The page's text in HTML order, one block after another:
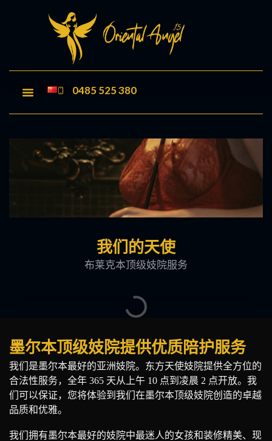
0485 525 380
我们的天使
布莱克本顶级妓院服务
墨尔本顶级妓院提供优质陪护服务
我们是墨尔本最好的亚洲妓院。东方天使妓院提供全方位的
合法性服务，全年 365 天从上午 10 点到凌晨 2 点开放。我
们可以保证，您将体验到我们在墨尔本顶级妓院创造的卓越
品质和优雅。
我们拥有墨尔本最好的妓院中最迷人的女孩和装修精美、现